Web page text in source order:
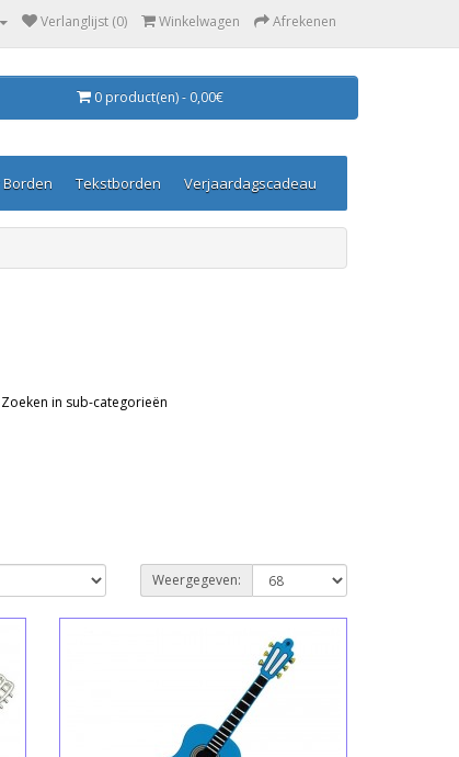
Verlanglijst (0) Winkelwagen Afrekenen
0 product(en) - 0,00€
Tekstborden Verjaardagscadeau
Zoeken in sub-categorieën
Weergegeven: